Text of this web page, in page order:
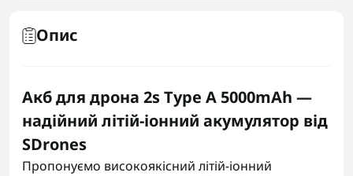
Опис
Акб для дрона 2s Type A 5000mAh —
надійний літій-іонний акумулятор від
SDrones
Пропонуємо високоякісний літій-іонний